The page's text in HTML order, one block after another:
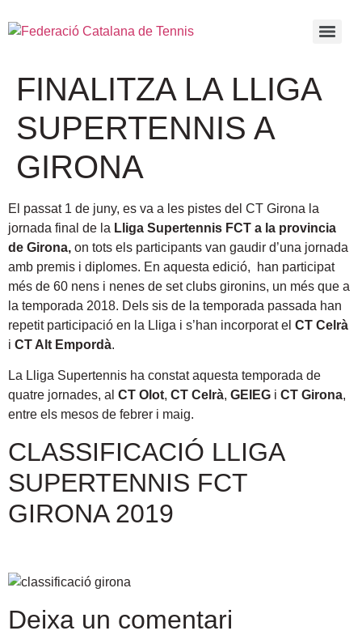
FINALITZA LA LLIGA
SUPERTENNIS A
GIRONA
El passat 1 de juny, es va a les pistes del CT Girona la
jornada final de la Lliga Supertennis FCT a la provincia
de Girona, on tots els participants van gaudir d’una jornada
amb premis i diplomes. En aquesta edició, han participat
més de 60 nens i nenes de set clubs gironins, un més que a
la temporada 2018. Dels sis de la temporada passada han
repetit participació en la Lliga i s’han incorporat el CT Celrà
i CT Alt Empordà.
La Lliga Supertennis ha constat aquesta temporada de
quatre jornades, al CT Olot, CT Celrà, GEIEG i CT Girona,
entre els mesos de febrer i maig.
CLASSIFICACIÓ LLIGA
SUPERTENNIS FCT
GIRONA 2019
Deixa un comentari